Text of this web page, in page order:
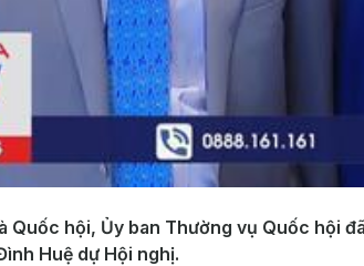
Quốc hội, Ủy ban Thường vụ Quốc hội
Huệ dự Hội nghị.